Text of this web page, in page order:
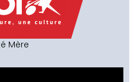
Mère